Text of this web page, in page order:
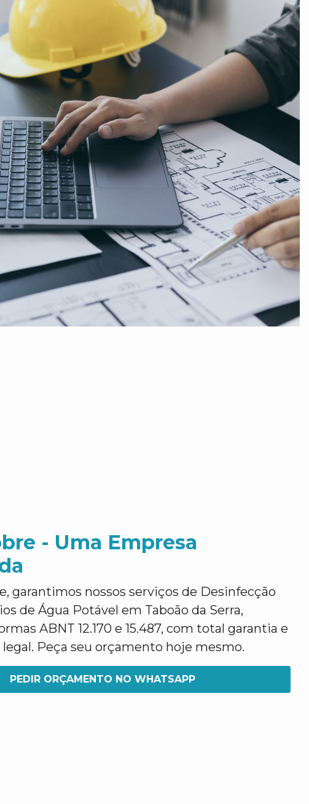
- Uma Empresa
garantimos nossos serviços de Desinfecção
de Água Potável em Taboão da Serra,
ABNT 12.170 e 15.487, com total garantia e
Peça seu orçamento hoje mesmo.
PEDIR ORÇAMENTO NO WHATSAPP